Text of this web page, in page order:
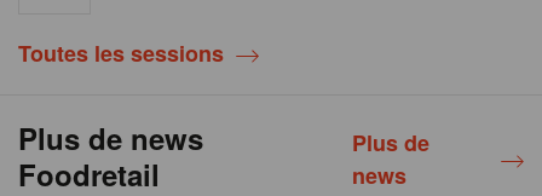
Toutes les sessions
Plus de news
Foodretail
Plus de
news